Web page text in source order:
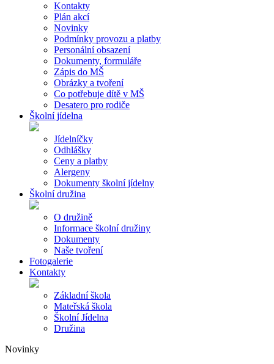
Kontakty
Plán akcí
Novinky
Podmínky provozu a platby
Personální obsazení
Dokumenty, formuláře
Zápis do MŠ
Obrázky a tvoření
Co potřebuje dítě v MŠ
Desatero pro rodiče
Školní jídelna
Jídelníčky
Odhlášky
Ceny a platby
Alergeny
Dokumenty školní jídelny
Školní družina
O družině
Informace školní družiny
Dokumenty
Naše tvoření
Fotogalerie
Kontakty
Základní škola
Mateřská škola
Školní Jídelna
Družina
Novinky